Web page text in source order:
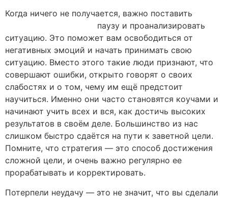
Когда ничего не получается, важно поставить
паузу и проанализировать
ситуацию. Это поможет вам освободиться от
негативных эмоций и начать принимать свою
ситуацию. Вместо этого такие люди признают, что
совершают ошибки, открыто говорят о своих
слабостях и о том, чему им ещё предстоит
научиться. Именно они часто становятся коучами и
начинают учить всех и вся, как достичь высоких
результатов в своём деле. Большинство из нас
слишком быстро сдаётся на пути к заветной цели.
Помните, что стратегия — это способ достижения
сложной цели, и очень важно регулярно ее
прорабатывать и корректировать.
Потерпели неудачу — это не значит, что вы сделали